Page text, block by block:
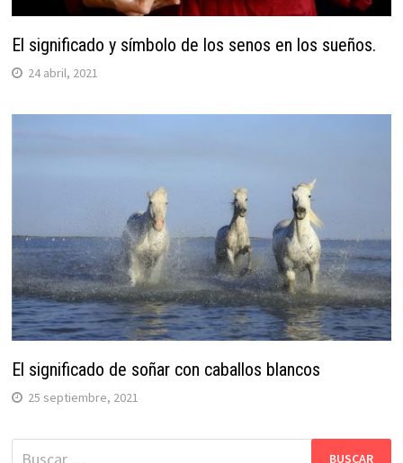
El significado y símbolo de los senos en los sueños.
24 abril, 2021
El significado de soñar con caballos blancos
25 septiembre, 2021
Buscar: